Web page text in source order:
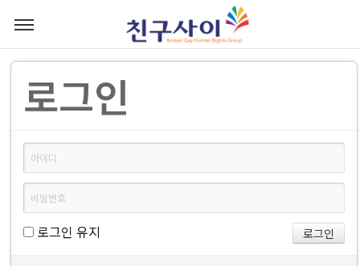
로그인
로그인 유지